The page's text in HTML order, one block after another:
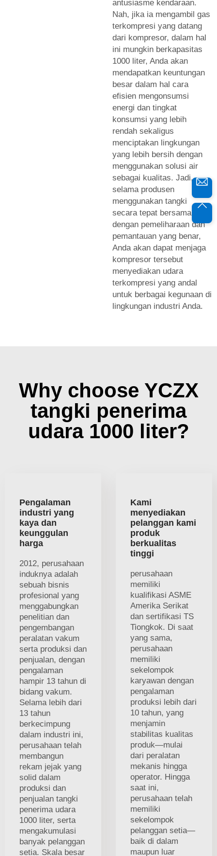
antusiasme kendaraan.
Nah, jika ia mengambil gas
terkompresi yang datang
dari kompresor, dalam hal
ini mungkin berkapasitas
1000 liter, Anda akan
mendapatkan keuntungan
besar dalam hal cara
efisien mengonsumsi
energi dan tingkat
konsumsi yang lebih
rendah sekaligus
menciptakan lingkungan
yang lebih bersih dengan
menggunakan solusi air
sebagai kualitas. Jadi,
selama produsen
menggunakan tangki
secara tepat bersama
dengan pemeliharaan dan
pemantauan yang benar,
Anda akan dapat menjaga
kompresor tersebut
menyediakan udara
terkompresi yang andal
untuk berbagai kegunaan di
lingkungan industri Anda.
Why choose YCZX
tangki penerima
udara 1000 liter?
Pengalaman
industri yang
kaya dan
keunggulan
harga
2012, perusahaan
induknya adalah
sebuah bisnis
profesional yang
menggabungkan
penelitian dan
pengembangan
peralatan vakum
serta produksi dan
penjualan, dengan
pengalaman
hampir 13 tahun di
bidang vakum.
Selama lebih dari
13 tahun
berkecimpung
dalam industri ini,
perusahaan telah
membangun
rekam jejak yang
solid dalam
produksi dan
penjualan tangki
penerima udara
1000 liter, serta
mengakumulasi
banyak pelanggan
setia. Skala besar
Kami
menyediakan
pelanggan kami
produk
berkualitas
tinggi
perusahaan
memiliki
kualifikasi ASME
Amerika Serikat
dan sertifikasi TS
Tiongkok. Di saat
yang sama,
perusahaan
memiliki
sekelompok
karyawan dengan
pengalaman
produksi lebih dari
10 tahun, yang
menjamin
stabilitas kualitas
produk—mulai
dari peralatan
mekanis hingga
operator. Hingga
saat ini,
perusahaan telah
memiliki
sekelompok
pelanggan setia—
baik di dalam
maupun luar